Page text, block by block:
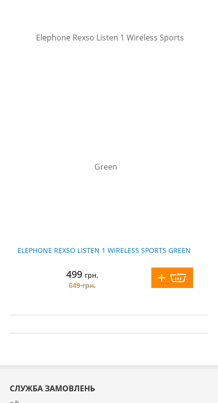
ELEPHONE REXSO LISTEN 1 WIRELESS SPORTS GREEN
499 грн.
649грн.
СЛУЖБА ЗАМОВЛЕНЬ